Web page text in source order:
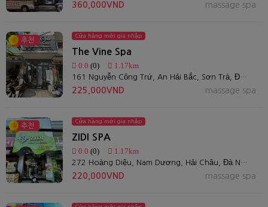
massage spa
360,000VND
추천
Cửa hàng mới gia nhập
The Vine Spa
0.0 (0) 1.17km
161 Nguyễn Công Trứ, An Hải Bắc, Sơn Trà, Đà Nẵng
massage spa
225,000VND
추천
Cửa hàng mới gia nhập
ZIDI SPA
0.0 (0) 1.17km
272 Hoàng Diệu, Nam Dương, Hải Châu, Đà Nẵng
massage spa
220,000VND